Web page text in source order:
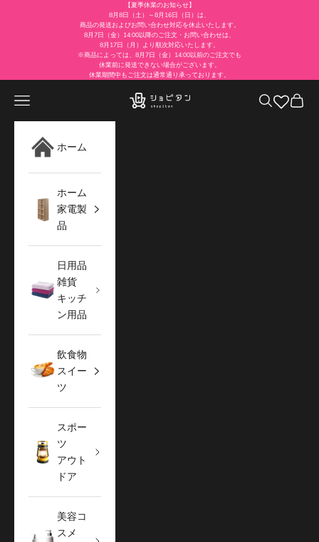
【夏季休業のお知らせ】
8月8日（土）～8月16日（日）は、
商品の発送およびお問い合わせ対応を休止いたします。
8月7日（金）14:00以降のご注文・お問い合わせは、
8月17日（月）より順次対応いたします。
※商品によっては、8月7日（金）14:00以前のご注文でも
休業前に発送できない場合がございます。
休業期間中もご注文は通常通り承っております。
ショピタン公式通販サイト
メニュー 検索 カート
ホーム
ホーム
家電製
品
日用品
雑貨
キッチ
ン用品
飲食物
スイー
ツ
スポー
ツ
アウト
ドア
美容コ
スメ